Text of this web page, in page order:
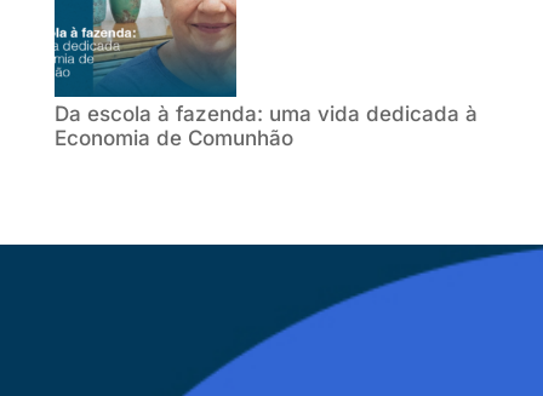
Da escola à fazenda: uma vida dedicada à
Economia de Comunhão